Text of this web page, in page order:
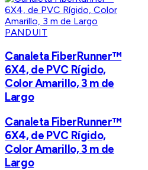
PANDUIT
Canaleta FiberRunner™
6X4, de PVC Rígido,
Color Amarillo, 3 m de
Largo
Canaleta FiberRunner™
6X4, de PVC Rígido,
Color Amarillo, 3 m de
Largo